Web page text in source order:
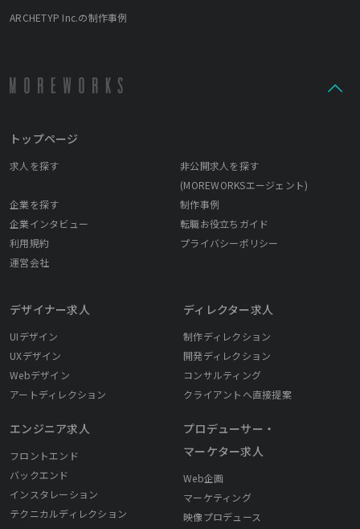
ARCHETYP Inc.の制作事例
トップページ
求人を探す
非公開求人を探す
(MOREWORKSエージェント)
企業を探す
制作事例
企業インタビュー
転職お役立ちガイド
利用規約
プライバシーポリシー
運営会社
デザイナー求人
UIデザイン
UXデザイン
Webデザイン
アートディレクション
エンジニア求人
フロントエンド
バックエンド
インスタレーション
テクニカルディレクション
ディレクター求人
制作ディレクション
開発ディレクション
コンサルティング
クライアントへ直接提案
プロデューサー・
マーケター求人
Web企画
マーケティング
映像プロデュース